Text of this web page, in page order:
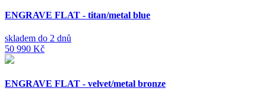
ENGRAVE FLAT - titan/metal blue
skladem do 2 dnů
50 990 Kč
ENGRAVE FLAT - velvet/metal bronze